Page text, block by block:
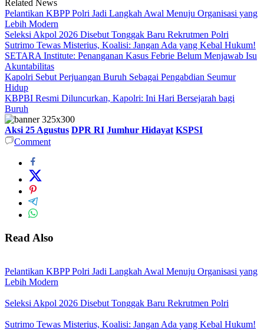
Related News
Pelantikan KBPP Polri Jadi Langkah Awal Menuju Organisasi yang
Lebih Modern
Seleksi Akpol 2026 Disebut Tonggak Baru Rekrutmen Polri
Sutrimo Tewas Misterius, Koalisi: Jangan Ada yang Kebal Hukum!
SETARA Institute: Penanganan Kasus Febrie Belum Menjawab Isu
Akuntabilitas
Kapolri Sebut Perjuangan Buruh Sebagai Pengabdian Seumur
Hidup
KBPBI Resmi Diluncurkan, Kapolri: Ini Hari Bersejarah bagi
Buruh
Aksi 25 Agustus DPR RI Jumhur Hidayat KSPSI
Comment
Read Also
Pelantikan KBPP Polri Jadi Langkah Awal Menuju Organisasi yang
Lebih Modern
Seleksi Akpol 2026 Disebut Tonggak Baru Rekrutmen Polri
Sutrimo Tewas Misterius, Koalisi: Jangan Ada yang Kebal Hukum!